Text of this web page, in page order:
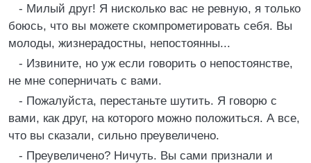
- Милый друг! Я нисколько вас не ревную, я только
боюсь, что вы можете скомпрометировать себя. Вы
молоды, жизнерадостны, непостоянны...
- Извините, но уж если говорить о непостоянстве,
не мне соперничать с вами.
- Пожалуйста, перестаньте шутить. Я говорю с
вами, как друг, на которого можно положиться. А все,
что вы сказали, сильно преувеличено.
- Преувеличено? Ничуть. Вы сами признали и